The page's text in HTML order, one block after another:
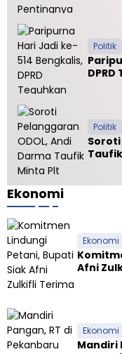
Politik
Politik
Soroti
Ekonomi
Ekonomi
Afni
Ekonomi
Mandiri